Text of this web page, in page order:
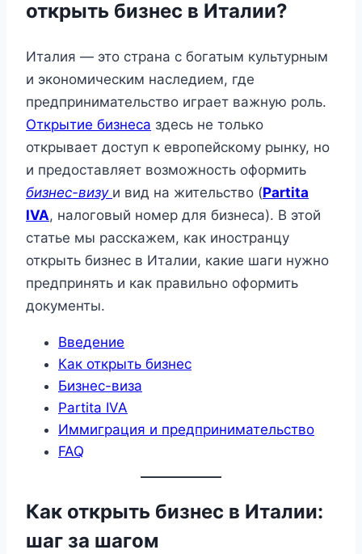
открыть бизнес в Италии?
Италия — это страна с богатым культурным
и экономическим наследием, где
предпринимательство играет важную роль.
Открытие бизнеса здесь не только
открывает доступ к европейскому рынку, но
и предоставляет возможность оформить
бизнес-визу и вид на жительство (Partita
IVA, налоговый номер для бизнеса). В этой
статье мы расскажем, как иностранцу
открыть бизнес в Италии, какие шаги нужно
предпринять и как правильно оформить
документы.
Введение
Как открыть бизнес
Бизнес-виза
Partita IVA
Иммиграция и предпринимательство
FAQ
Как открыть бизнес в Италии:
шаг за шагом